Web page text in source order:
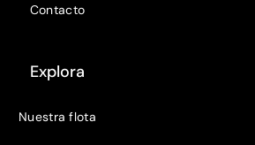
Contacto
Explora
Nuestra flota